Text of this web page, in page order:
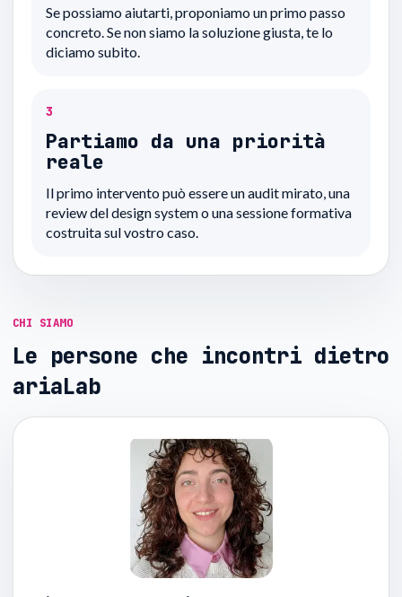
Se possiamo aiutarti, proponiamo un primo passo
concreto. Se non siamo la soluzione giusta, te lo
diciamo subito.
3
Partiamo da una priorità
reale
Il primo intervento può essere un audit mirato, una
review del design system o una sessione formativa
costruita sul vostro caso.
CHI SIAMO
Le persone che incontri dietro
ariaLab